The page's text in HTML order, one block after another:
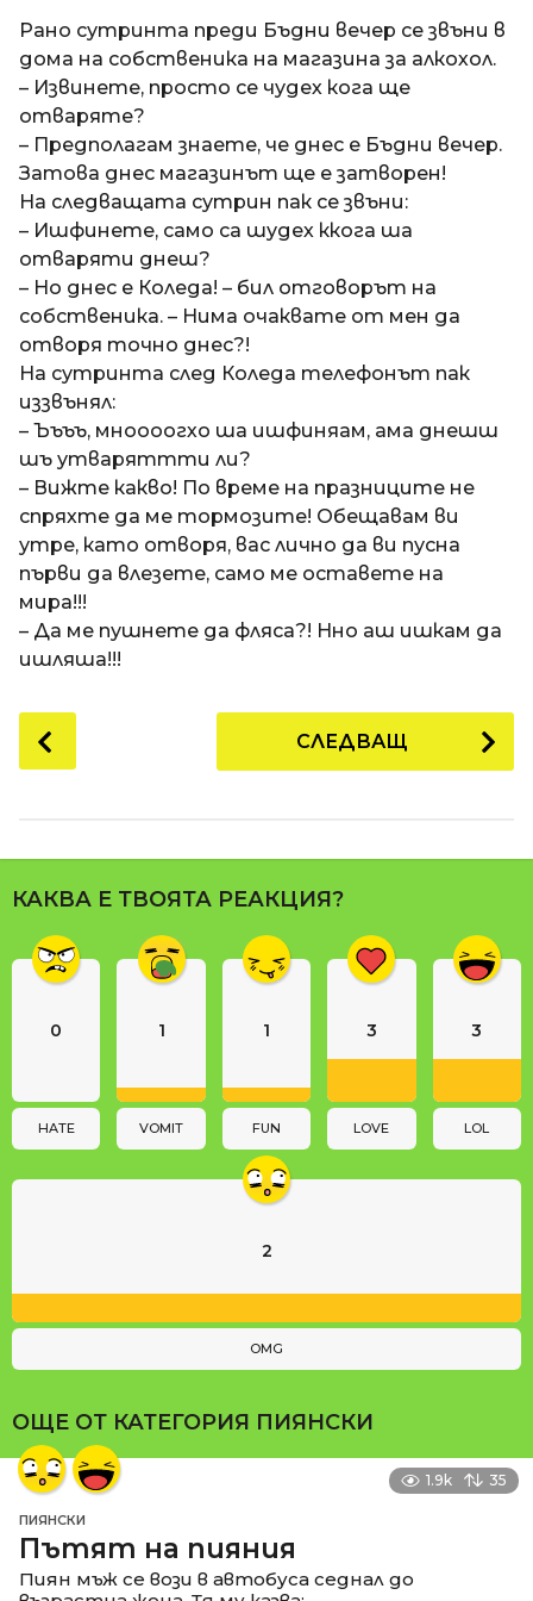
п
р
е
д
и
1
8
г
о
д
и
н
и
п
р
е
д
и
t
i
Рано сутринта преди Бъдни вечер се звъни в
дома на собственика на магазина за алкохол.
– Извинете, просто се чудех кога ще
отваряте?
– Предполагам знаете, че днес е Бъдни вечер.
Затова днес магазинът ще е затворен!
На следващата сутрин пак се звъни:
– Ишфинете, само са шудех ккога ша
отваряти днеш?
– Но днес е Коледа! – бил отговорът на
собственика. – Нима очаквате от мен да
отворя точно днес?!
На сутринта след Коледа телефонът пак
иззвънял:
– Ъъъъ, мноооогхо ша ишфиняам, ама днешш
шъ утваряттти ли?
– Вижте какво! По време на празниците не
спряхте да ме тормозите! Обещавам ви
утре, като отворя, вас лично да ви пусна
първи да влезете, само ме оставете на
мира!!!
– Да ме пушнете да фляса?! Нно аш ишкам да
ишляша!!!
o
P
a
g
n
o
СЛЕДВАЩ
КАКВА Е ТВОЯТА РЕАКЦИЯ?
0
HATE
1
VOMIT
1
FUN
3
LOVE
3
LOL
2
OMG
ОЩЕ ОТ КАТЕГОРИЯ ПИЯНСКИ
1.9k 35
ПИЯНСКИ
Пътят на пияния
Пиян мъж се вози в автобуса седнал до